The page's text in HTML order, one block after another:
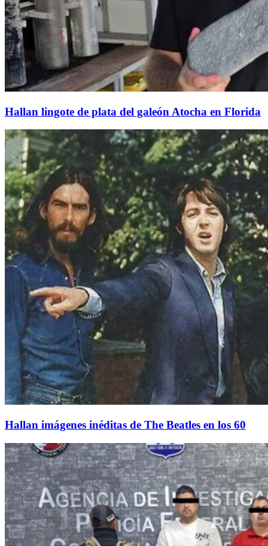
Hallan lingote de plata del galeón Atocha en Florida
Hallan imágenes inéditas de The Beatles en los 60